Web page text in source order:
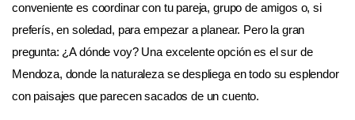
conveniente es coordinar con tu pareja, grupo de amigos o, si
preferís, en soledad, para empezar a planear. Pero la gran
pregunta: ¿A dónde voy? Una excelente opción es el sur de
Mendoza, donde la naturaleza se despliega en todo su esplendor
con paisajes que parecen sacados de un cuento.